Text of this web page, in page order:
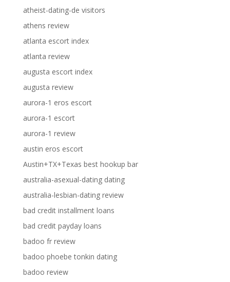
atheist-dating-de visitors
athens review
atlanta escort index
atlanta review
augusta escort index
augusta review
aurora-1 eros escort
aurora-1 escort
aurora-1 review
austin eros escort
Austin+TX+Texas best hookup bar
australia-asexual-dating dating
australia-lesbian-dating review
bad credit installment loans
bad credit payday loans
badoo fr review
badoo phoebe tonkin dating
badoo review